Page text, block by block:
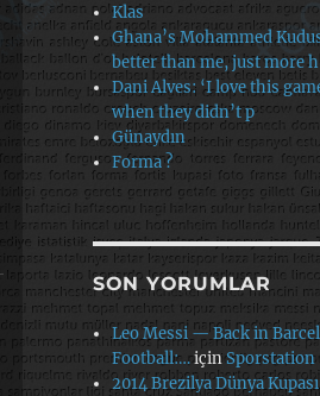
Klas
Ghana’s Mohammed
better than me, just more h
Dani Alves: ‘I love this
when they didn’t p
Günaydın
Forma ?
SON YORUMLAR
Leo Messi — Back in
Football:…içinSporstation
2014 Brezilya Dünya